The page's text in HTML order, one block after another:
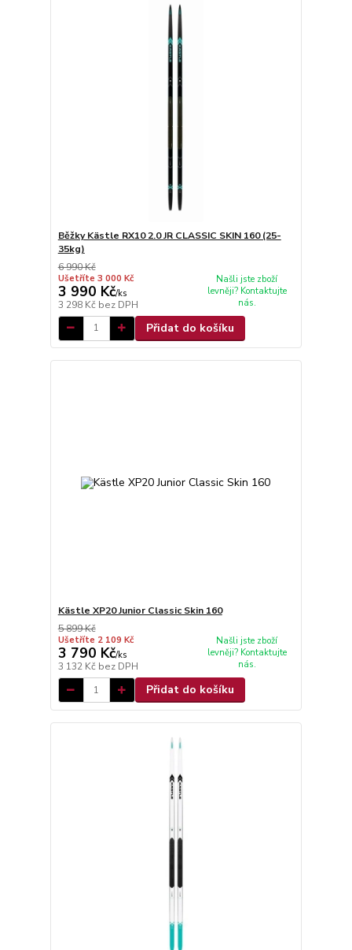
Běžky Kästle RX10 2.0 JR CLASSIC SKIN 160 (25-
35kg)
6 990 Kč
Ušetříte 3 000 Kč
3 990 Kč/ks
3 298 Kč bez DPH
Našli jste zboží
levněji? Kontaktujte
nás.
Přidat do košíku
Kästle XP20 Junior Classic Skin 160
5 899 Kč
Ušetříte 2 109 Kč
3 790 Kč/ks
3 132 Kč bez DPH
Našli jste zboží
levněji? Kontaktujte
nás.
Přidat do košíku